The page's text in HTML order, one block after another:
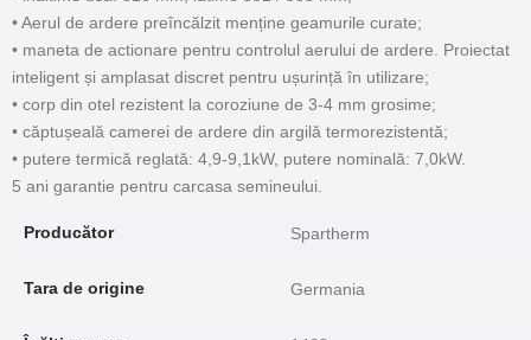
• Aerul de ardere preîncălzit menține geamurile curate;
• maneta de actionare pentru controlul aerului de ardere.
Proiectat
inteligent și amplasat discret pentru ușurință în utilizare;
• corp din otel rezistent la coroziune de 3-4 mm grosime;
• căptușeală camerei de ardere din argilă termorezistentă;
• putere termică reglată: 4,9-9,1kW, putere nominală: 7,0kW.
5 ani garantie pentru carcasa semineului.
Producător Spartherm
Tara de origine Germania